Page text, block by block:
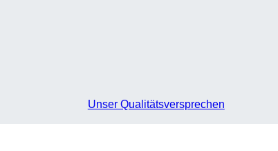
Unser Qualitätsversprechen